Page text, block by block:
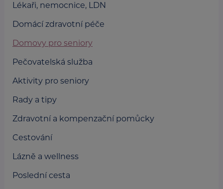
Lékaři, nemocnice, LDN
Domácí zdravotní péče
Domovy pro seniory
Pečovatelská služba
Aktivity pro seniory
Rady a tipy
Zdravotní a kompenzační pomůcky
Cestování
Lázně a wellness
Poslední cesta